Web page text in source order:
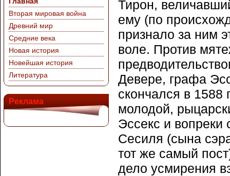
Вторая мировая война
Древний мир
Средние века
Новая история
Новейшая история
Литература
Реклама
Тирон,
ему (по
признало за ним
воле. Против
Девере, графа
скончался в 1588
молодой,
Эссекс и вопреки
Сесиля (сына
тот же самый
дело усмирения